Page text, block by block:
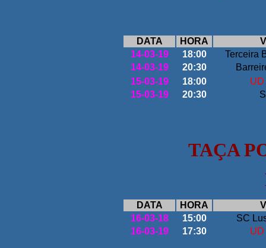
DATA HORA
14-03-19
18:00
Terceira
14-03-19
20:30
15-03-19
18:00
15-03-19
20:30
TAÇA
DATA HORA
16-03-18
15:00
SC
16-03-19
17:30